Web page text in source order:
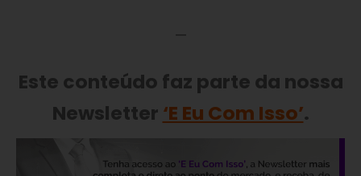
—
Este conteúdo faz parte da nossa
Newsletter ‘E Eu Com Isso’.